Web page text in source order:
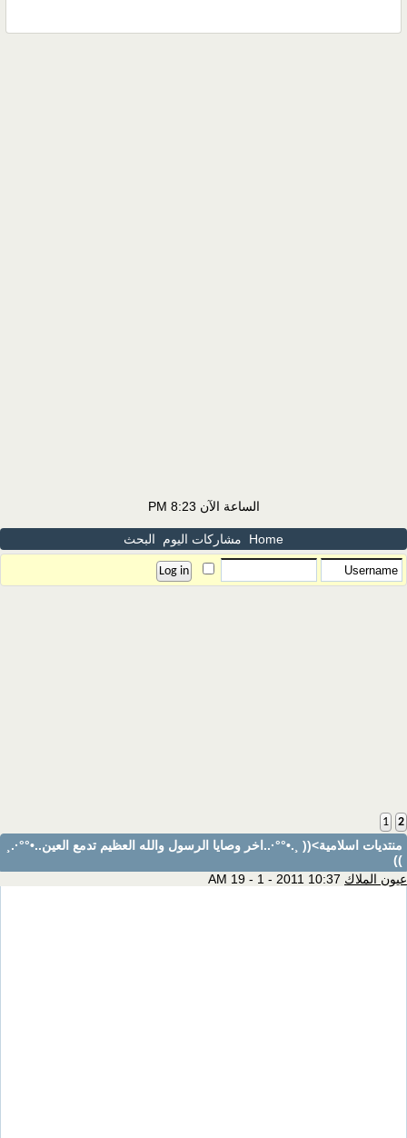
الساعة الآن 8:23 PM
Home مشاركات اليوم البحث
1 2
منتديات اسلامية>(( ¸.•°°·..اخر وصايا الرسول والله العظيم تدمع العين..•°°·.¸
))
عيون الملاك